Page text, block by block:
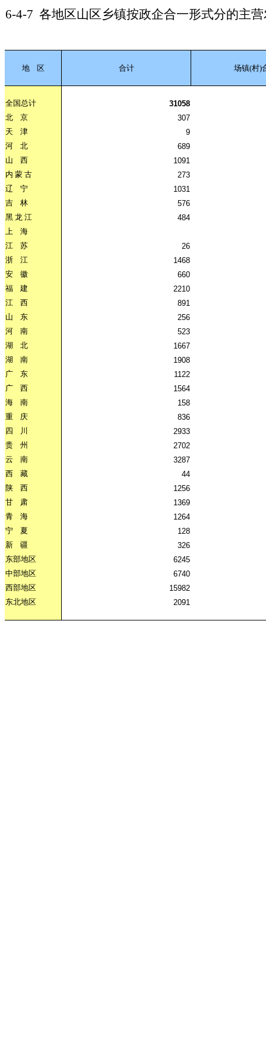
6-4-7 各地区山区乡镇按政企合一形式分的主
地 区 合计 场镇(村)
全国总计
31058
北
京
307
天
津
9
河
北
689
山
西
1091
内 蒙 古
273
辽
宁
1031
吉
林
576
黑 龙 江
484
上
海
江
苏
26
浙
江
1468
安
徽
660
福
建
2210
江
西
891
山
东
256
河
南
523
湖
北
1667
湖
南
1908
广
东
1122
广
西
1564
海
南
158
重
庆
836
四
川
2933
贵
州
2702
云
南
3287
西
藏
44
陕
西
1256
甘
肃
1369
青
海
1264
宁
夏
128
新
疆
326
东部地区
6245
中部地区
6740
西部地区
15982
东北地区
2091